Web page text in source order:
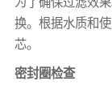
换。根据水质和
芯。
密封圈检查